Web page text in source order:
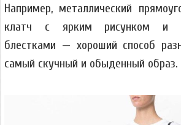
Например, металлический
клатч с ярким рисунком и
блестками — хороший способ
самый скучный и обыденный образ.